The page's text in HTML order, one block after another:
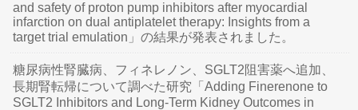
and safety of proton pump inhibitors after myocardial
infarction on dual antiplatelet therapy: Insights from a
target trial emulation」の結果が発表されました。
糖尿病性腎臓病、フィネレノン、SGLT2阻害薬へ追加、
長期腎転帰について調べた研究「Adding Finerenone to
SGLT2 Inhibitors and Long-Term Kidney Outcomes in